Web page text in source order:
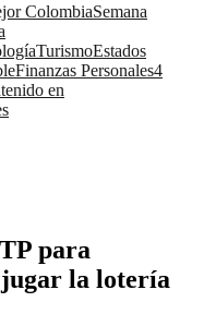
ColombiaSemana
TurismoEstados
Finanzas Personales4
en
para
la lotería